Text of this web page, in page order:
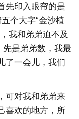
先印入眼帘的是
个大字“金沙植
我和弟弟迫不及
先是弟弟数，我最
了一会儿，我们
可对我和弟弟来
喜欢的地方，所